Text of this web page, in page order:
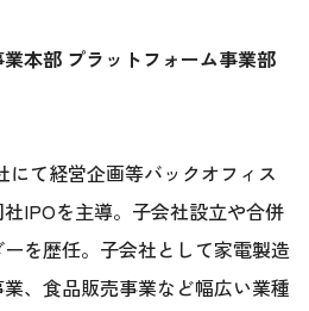
本部 プラットフォーム事業部
にて経営企画等バックオフィス
IPOを主導。子会社設立や合併
を歴任。子会社として家電製造
、食品販売事業など幅広い業種